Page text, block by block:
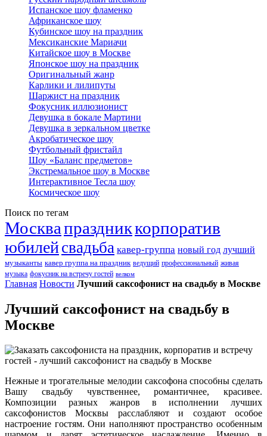
Испанское шоу фламенко
Африканское шоу
Кубинское шоу на праздник
Мексиканские Мариачи
Китайское шоу в Москве
Японское шоу на праздник
Оригинальный жанр
Карлики и лилипуты
Шаржист на праздник
Фокусник иллюзионист
Девушка в бокале Мартини
Девушка в зеркальном цветке
Акробатическое шоу
Футбольный фристайл
Шоу «Баланс предметов»
Экстремальное шоу в Москве
Интерактивное Тесла шоу
Космическое шоу
Поиск по тегам
Москвапраздниккорпоратив
юбилейсвадьба кавер-группа новый год лучший
музыканты кавер группа на праздник ведущий профессиональный живая
музыка фокусник на встречу гостей велком
Главная Новости Лучший саксофонист на свадьбу в Москве
Лучший саксофонист на свадьбу в
Москве
Нежные и трогательные мелодии саксофона способны сделать
Вашу свадьбу чувственнее, романтичнее, красивее.
Композиции разных жанров в исполнении лучших
саксофонистов Москвы расслабляют и создают особое
настроение гостям. Они наполняют пространство особенным